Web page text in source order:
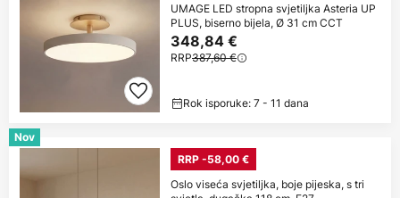
UMAGE LED stropna svjetiljka Asteria UP
PLUS, biserno bijela, Ø 31 cm CCT
348,84 €
RRP387,60 €
Rok isporuke: 7 - 11 dana
Nov
RRP -58,00 €
Oslo viseća svjetiljka, boje pijeska, s tri